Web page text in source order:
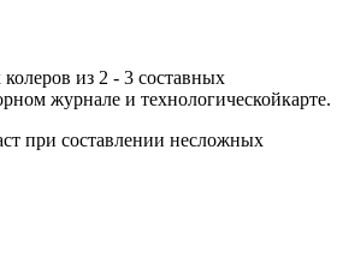
из 2 - 3 составных
журнале и технологическойкарте.
при составлении несложных